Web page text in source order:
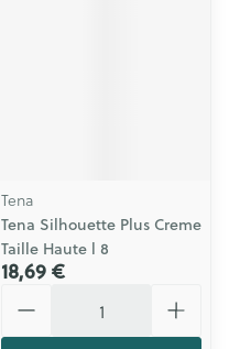
Tena
Tena Silhouette Plus Creme
Taille Haute l 8
18,69 €